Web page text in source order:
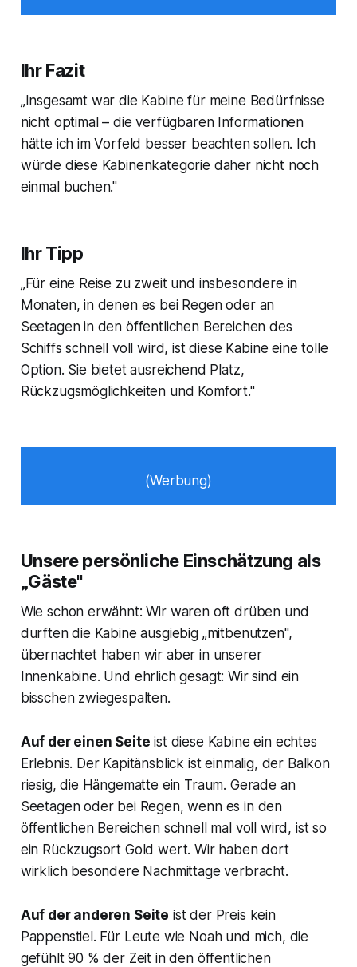
Ihr Fazit
„Insgesamt war die Kabine für meine Bedürfnisse
nicht optimal – die verfügbaren Informationen
hätte ich im Vorfeld besser beachten sollen. Ich
würde diese Kabinenkategorie daher nicht noch
einmal buchen."
Ihr Tipp
„Für eine Reise zu zweit und insbesondere in
Monaten, in denen es bei Regen oder an
Seetagen in den öffentlichen Bereichen des
Schiffs schnell voll wird, ist diese Kabine eine tolle
Option. Sie bietet ausreichend Platz,
Rückzugsmöglichkeiten und Komfort."
(Werbung)
Unsere persönliche Einschätzung als
„Gäste"
Wie schon erwähnt: Wir waren oft drüben und
durften die Kabine ausgiebig „mitbenutzen",
übernachtet haben wir aber in unserer
Innenkabine. Und ehrlich gesagt: Wir sind ein
bisschen zwiegespalten.
Auf der einen Seite ist diese Kabine ein echtes
Erlebnis. Der Kapitänsblick ist einmalig, der Balkon
riesig, die Hängematte ein Traum. Gerade an
Seetagen oder bei Regen, wenn es in den
öffentlichen Bereichen schnell mal voll wird, ist so
ein Rückzugsort Gold wert. Wir haben dort
wirklich besondere Nachmittage verbracht.
Auf der anderen Seite ist der Preis kein
Pappenstiel. Für Leute wie Noah und mich, die
gefühlt 90 % der Zeit in den öffentlichen